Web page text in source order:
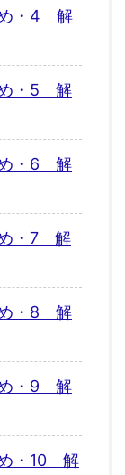
め・4 解
め・5 解
め・6 解
・7 解
め・8 解
め・9 解
・10 解